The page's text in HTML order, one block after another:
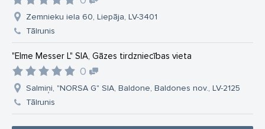
Zemnieku iela 60, Liepāja, LV-3401
Tālrunis
"Elme Messer L" SIA, Gāzes tirdzniecības vieta
0
Salmiņi, "NORSA G" SIA, Baldone, Baldones nov., LV-2125
Tālrunis